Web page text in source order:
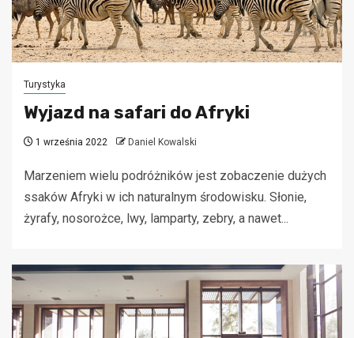
Turystyka
Wyjazd na safari do Afryki
1 września 2022 Daniel Kowalski
Marzeniem wielu podróżników jest zobaczenie dużych
ssaków Afryki w ich naturalnym środowisku. Słonie,
żyrafy, nosorożce, lwy, lamparty, zebry, a nawet...